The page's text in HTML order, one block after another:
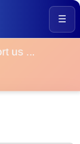
☰
us ...